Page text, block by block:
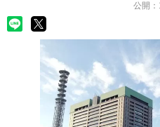
公開：